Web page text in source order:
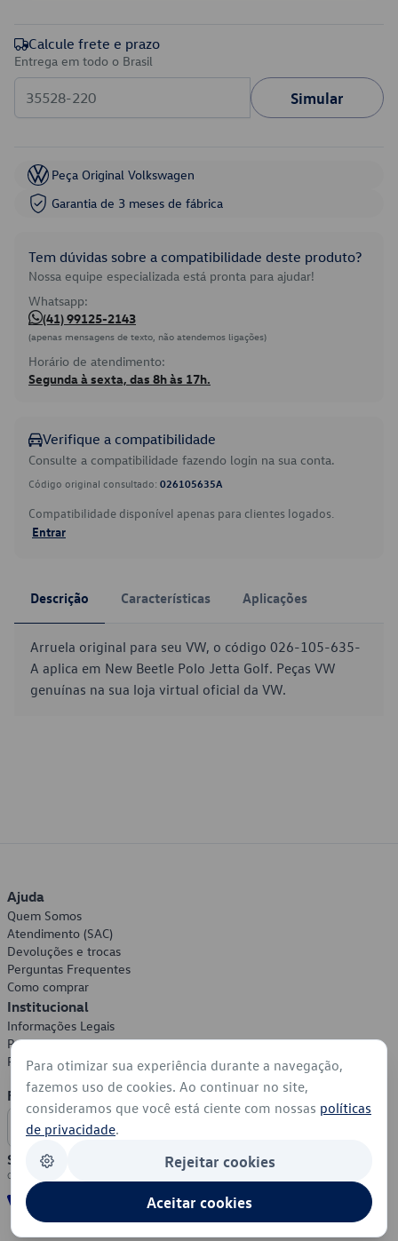
Calcule frete e prazo
Entrega em todo o Brasil
Simular
Peça Original Volkswagen
Garantia de 3 meses de fábrica
Tem dúvidas sobre a compatibilidade deste produto?
Nossa equipe especializada está pronta para ajudar!
Whatsapp:
(41) 99125-2143
(apenas mensagens de texto, não atendemos ligações)
Horário de atendimento:
Segunda à sexta, das 8h às 17h.
Verifique a compatibilidade
Consulte a compatibilidade fazendo login na sua conta.
Código original consultado: 026105635A
Compatibilidade disponível apenas para clientes logados.
Entrar
Descrição Características Aplicações
Arruela original para seu VW, o código 026-105-635-
A aplica em New Beetle Polo Jetta Golf. Peças VW
genuínas na sua loja virtual oficial da VW.
Ajuda
Quem Somos
Atendimento (SAC)
Devoluções e trocas
Perguntas Frequentes
Como comprar
Institucional
Informações Legais
Política de Privacidade
Política de Cookies
Formas de Pagamento
Segurança
Para otimizar sua experiência durante a navegação,
fazemos uso de cookies. Ao continuar no site,
consideramos que você está ciente com nossas políticas
de privacidade.
Rejeitar cookies
Aceitar cookies